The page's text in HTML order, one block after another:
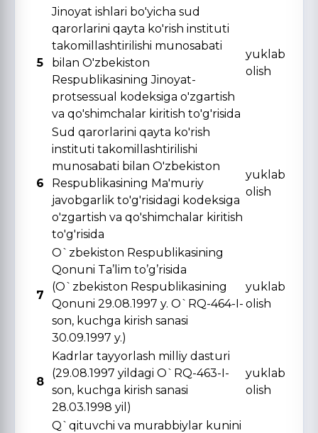
5
Jinoyat ishlari bo'yicha sud
qarorlarini qayta ko'rish instituti
takomillashtirilishi munosabati
bilan O'zbekiston
Respublikasining Jinoyat-
protsessual kodeksiga o'zgartish
va qo'shimchalar kiritish to'g'risida
yuklab
olish
6
Sud qarorlarini qayta ko'rish
instituti takomillashtirilishi
munosabati bilan O'zbekiston
Respublikasining Ma'muriy
javobgarlik to'g'risidagi kodeksiga
o'zgartish va qo'shimchalar kiritish
to'g'risida
yuklab
olish
7
O`zbekiston Respublikasining
Qonuni Ta’lim to’g’risida
(O`zbekiston Respublikasining
Qonuni 29.08.1997 y. O`RQ-464-I-
son, kuchga kirish sanasi
30.09.1997 y.)
yuklab
olish
8
Kadrlar tayyorlash milliy dasturi
(29.08.1997 yildagi O`RQ-463-I-
son, kuchga kirish sanasi
28.03.1998 yil)
yuklab
olish
Q`qituvchi va murabbiylar kunini